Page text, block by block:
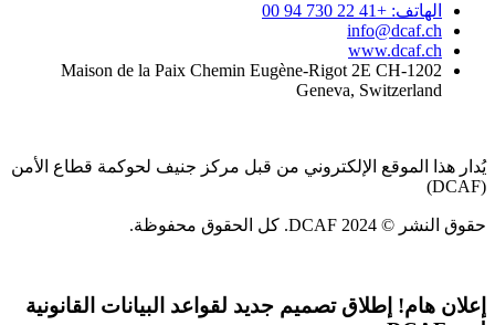
الهاتف: +41 22 730 94 00
info@dcaf.ch
www.dcaf.ch
Maison de la Paix Chemin Eugène-Rigot 2E CH-1202
Geneva, Switzerland
يُدار هذا الموقع الإلكتروني من قبل مركز جنيف لحوكمة قطاع الأمن
(DCAF)
حقوق النشر © 2024 DCAF. كل الحقوق محفوظة.
إعلان هام! إطلاق تصميم جديد لقواعد البيانات القانونية